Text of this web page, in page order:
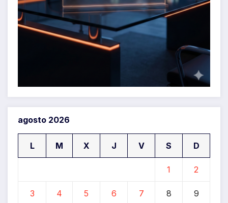
agosto 2026
L M X J V S D
1 2
3 4 5 6 7 8 9